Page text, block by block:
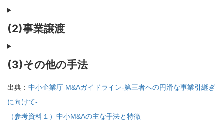
(2)事業譲渡
(3)その他の手法
出典： 中小企業庁 M&Aガイドライン-第三者への円滑な事業引継ぎ
に向けて-
（参考資料１）中小M&Aの主な手法と特徴